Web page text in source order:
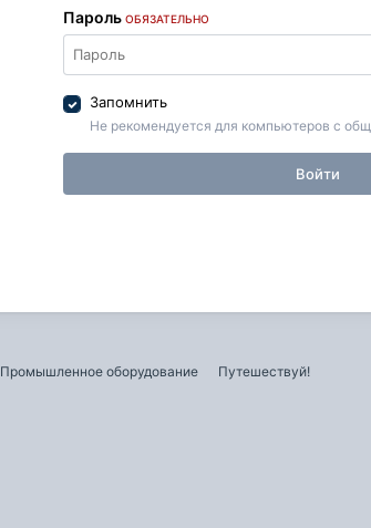
Пароль ОБЯЗАТЕЛЬНО
Запомнить
Не рекомендуется для компьютеров с
Войти
Промышленное оборудование Путешествуй!